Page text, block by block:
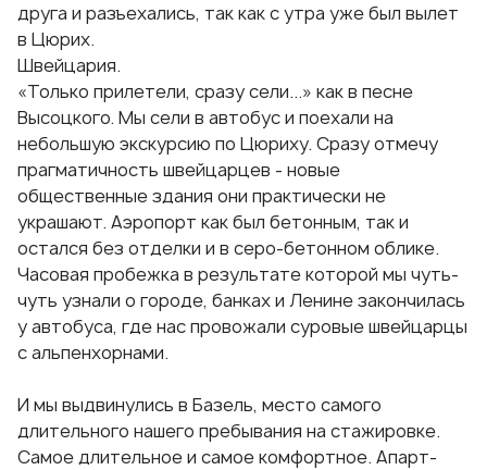
друга и разъехались, так как с утра уже был вылет
в Цюрих.
Швейцария.
«Только прилетели, сразу сели...» как в песне
Высоцкого. Мы сели в автобус и поехали на
небольшую экскурсию по Цюриху. Сразу отмечу
прагматичность швейцарцев - новые
общественные здания они практически не
украшают. Аэропорт как был бетонным, так и
остался без отделки и в серо-бетонном облике.
Часовая пробежка в результате которой мы чуть-
чуть узнали о городе, банках и Ленине закончилась
у автобуса, где нас провожали суровые швейцарцы
с альпенхорнами.
И мы выдвинулись в Базель, место самого
длительного нашего пребывания на стажировке.
Самое длительное и самое комфортное. Апарт-